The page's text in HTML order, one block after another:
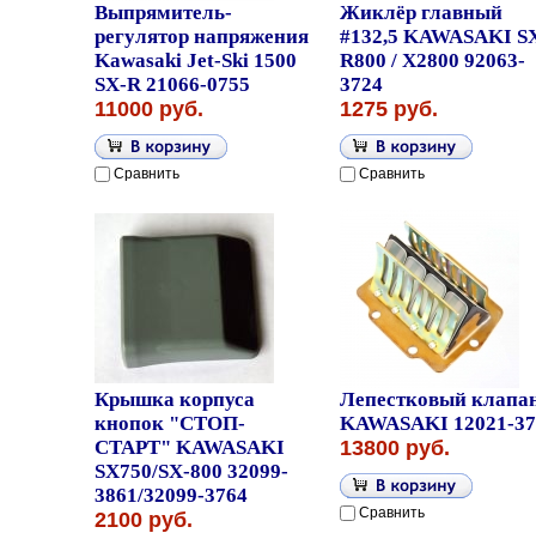
Выпрямитель-
регулятор напряжения
Kawasaki Jet-Ski 1500
SX-R 21066-0755
11000 руб.
Сравнить
Жиклёр главный
#132,5 KAWASAKI
R800 / X2800 92063-
3724
1275 руб.
Сравнить
Крышка корпуса
кнопок "СТОП-
СТАРТ" KAWASAKI
SX750/SX-800 32099-
3861/32099-3764
2100 руб.
Лепестковый
KAWASAKI 12021-
13800 руб.
Сравнить